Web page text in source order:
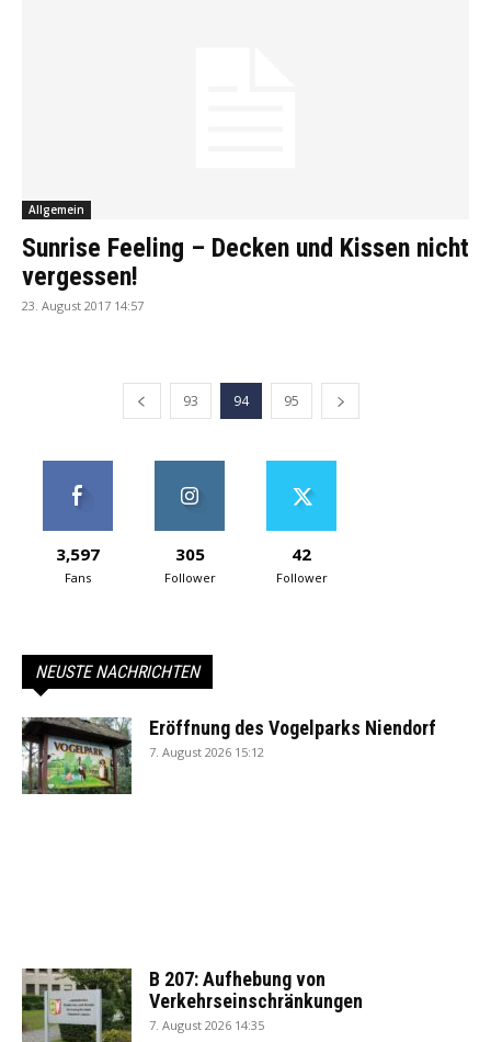
Allgemein
Sunrise Feeling – Decken und Kissen nicht
vergessen!
23. August 2017 14:57
93 94 95
3,597
Fans
305
Follower
42
Follower
NEUSTE NACHRICHTEN
Eröffnung des Vogelparks Niendorf
7. August 2026 15:12
B 207: Aufhebung von
Verkehrseinschränkungen
7. August 2026 14:35